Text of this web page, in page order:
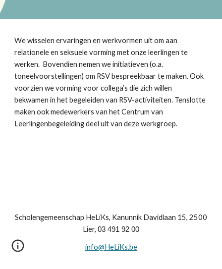
We wisselen ervaringen en werkvormen uit om aan
relationele en seksuele vorming met onze leerlingen te
werken.  Bovendien nemen we initiatieven (o.a.
toneelvoorstellingen) om RSV bespreekbaar te maken. Ook
voorzien we vorming voor collega’s die zich willen
bekwamen in het begeleiden van RSV-activiteiten. Tenslotte
maken ook medewerkers van het Centrum van
Leerlingenbegeleiding deel uit van deze werkgroep.
Scholengemeenschap HeLiKs, Kanunnik Davidlaan 15, 2500
Lier, 03 491 92 00
info@HeLiKs.be